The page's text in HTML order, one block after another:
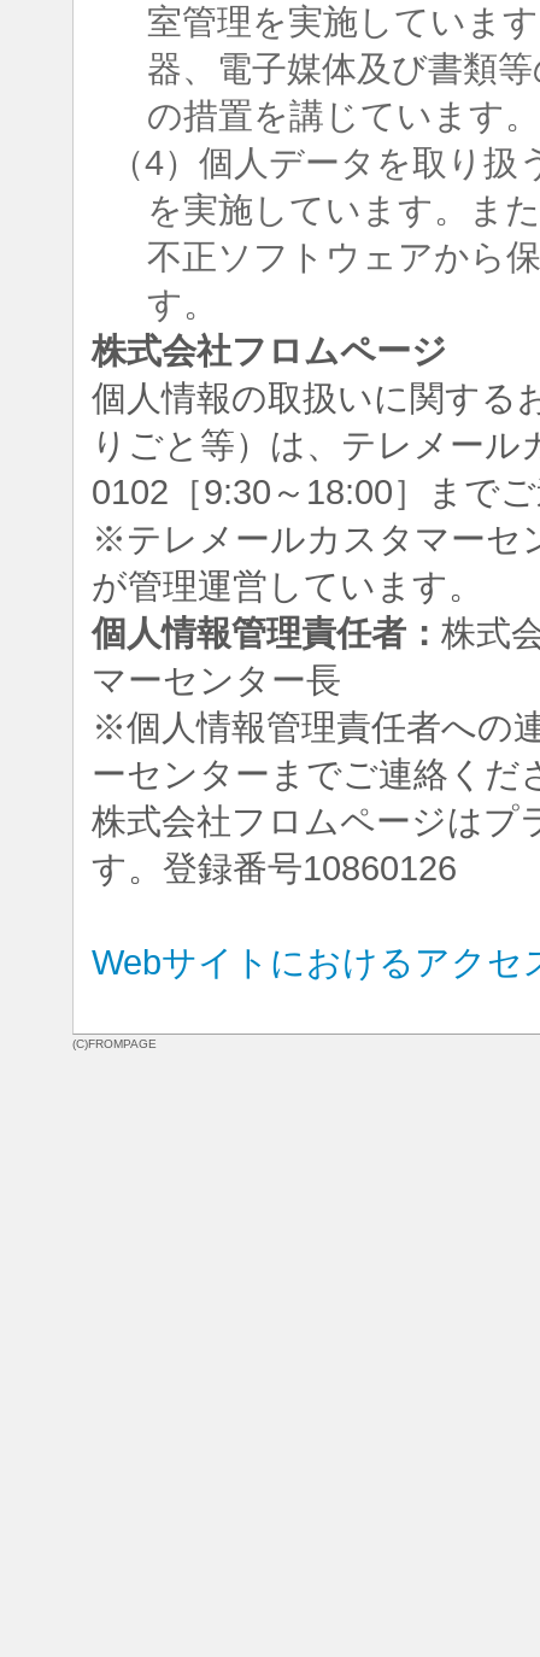
室管理を実施していま
器、電子媒体及び書類
の措置を講じています。
（4）個人データを取り
を実施しています。ま
不正ソフトウェアから
す。
株式会社フロムページ
個人情報の取扱いに関する
りごと等）は、テレメー
0102［9:30～18:00］まで
※テレメールカスタマーセ
が管理運営しています。
個人情報管理責任者： 株式
マーセンター長
※個人情報管理責任者への
ーセンターまでご連絡くだ
株式会社フロムページはプ
す。登録番号10860126
Webサイトにおけるアクセ
(C)FROMPAGE